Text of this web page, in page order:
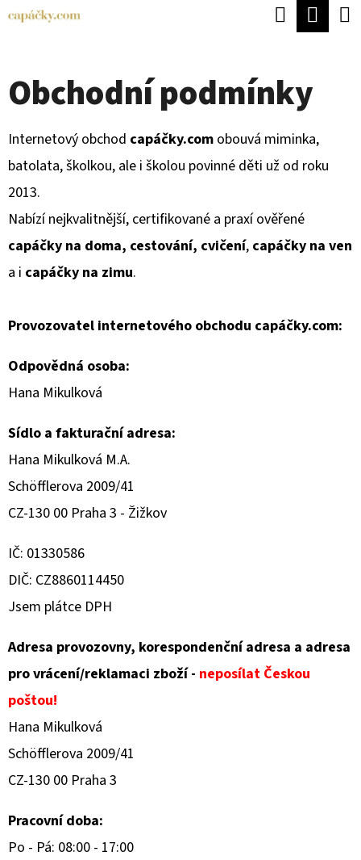
Přejít
Hledat
Obchodní podmínky
Internetový obchod capáčky.com obouvá miminka,
batolata, školkou, ale i školou povinné děti už od roku
2013.
Nabízí nejkvalitnější, certifikované a praxí ověřené
capáčky na doma, cestování, cvičení, capáčky na ven
a i capáčky na zimu.
Provozovatel internetového obchodu capáčky.com:
Odpovědná osoba:
Hana Mikulková
Sídlo a fakturační adresa:
Hana Mikulková M.A.
Schöfflerova 2009/41
CZ-130 00 Praha 3 - Žižkov
IČ: 01330586
DIČ: CZ8860114450
Jsem plátce DPH
Adresa provozovny, korespondenční adresa a adresa
pro vrácení/reklamaci zboží - neposílat Českou
poštou!
Hana Mikulková
Schöfflerova 2009/41
CZ-130 00 Praha 3
Pracovní doba:
Po - Pá: 08:00 - 17:00
K
C
O
P
O
T
Ř
E
B
U
J
E
T
E
N
A
J
Í
T
?
HLEDAT
D
O
O
R